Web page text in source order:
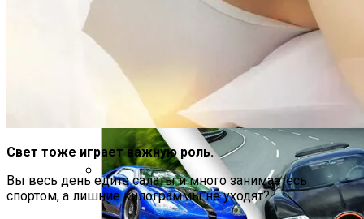
Пять Признаков Депрессии, Которые
Нельзя Игнорировать
«Аватар» Вдохновил Mercedes-Benz На
Создание Футуристического Авто
Свет тоже играет важную роль.
Вы весь день едите салаты и много занимаетесь
спортом, а лишние килограммы не уходят?